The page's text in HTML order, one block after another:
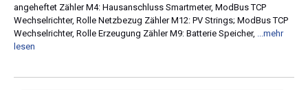
angeheftet Zähler M4: Hausanschluss Smartmeter, ModBus TCP
Wechselrichter, Rolle Netzbezug Zähler M12: PV Strings; ModBus TCP
Wechselrichter, Rolle Erzeugung Zähler M9: Batterie Speicher,
...mehr
lesen